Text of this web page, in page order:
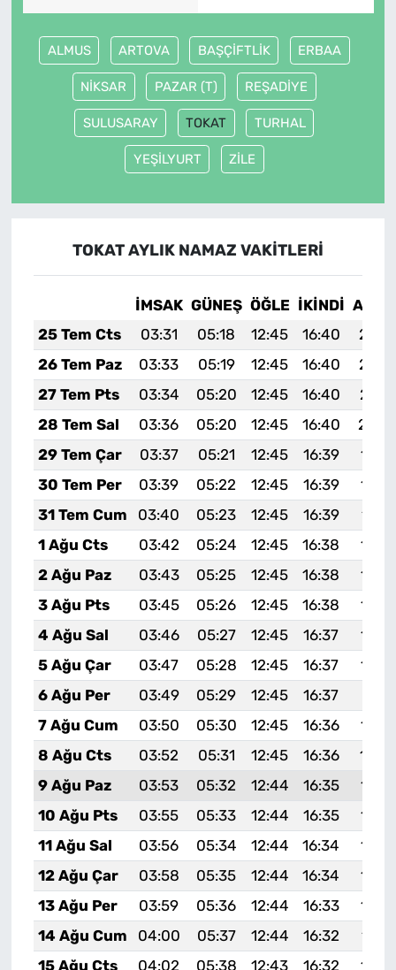
ALMUS ARTOVA BAŞÇİFTLİK ERBAA
NİKSAR PAZAR (T) REŞADİYE
SULUSARAY TOKAT TURHAL
YEŞİLYURT ZİLE
TOKAT AYLIK NAMAZ VAKITLERI
İMSAK GÜNEŞ ÖĞLE İKINDI
25 Tem Cts
03:31 05:18 12:45 16:40
26 Tem Paz
03:33 05:19 12:45 16:40
27 Tem Pts
03:34 05:20 12:45 16:40
28 Tem Sal
03:36 05:20 12:45 16:40
29 Tem Çar
03:37 05:21 12:45 16:39
30 Tem Per
03:39 05:22 12:45 16:39
31 Tem Cum
03:40 05:23 12:45 16:39
19:57
1 Ağu Cts
03:42 05:24 12:45 16:38
2 Ağu Paz
03:43 05:25 12:45 16:38
3 Ağu Pts
03:45 05:26 12:45 16:38
4 Ağu Sal
03:46 05:27 12:45 16:37
5 Ağu Çar
03:47 05:28 12:45 16:37
6 Ağu Per
03:49 05:29 12:45 16:37
7 Ağu Cum
03:50 05:30 12:45 16:36
8 Ağu Cts
03:52 05:31 12:45 16:36
9 Ağu Paz
03:53 05:32 12:44 16:35
10 Ağu Pts
03:55 05:33 12:44 16:35
11 Ağu Sal
03:56 05:34 12:44 16:34
12 Ağu Çar
03:58 05:35 12:44 16:34
13 Ağu Per
03:59 05:36 12:44 16:33
14 Ağu Cum
04:00 05:37 12:44 16:32
19:41
15 Ağu Cts
04:02 05:38 12:43 16:32